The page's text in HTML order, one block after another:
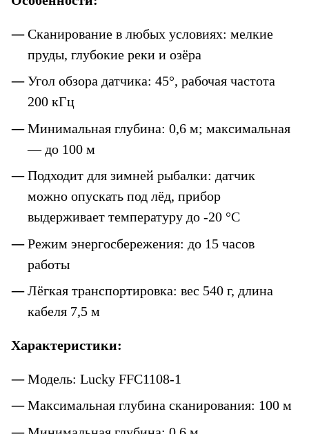
Сканирование в любых условиях: мелкие
пруды, глубокие реки и озёра
Угол обзора датчика: 45°, рабочая частота
200 кГц
Минимальная глубина: 0,6 м; максимальная
— до 100 м
Подходит для зимней рыбалки: датчик
можно опускать под лёд, прибор
выдерживает температуру до -20 °C
Режим энергосбережения: до 15 часов
работы
Лёгкая транспортировка: вес 540 г, длина
кабеля 7,5 м
Характеристики:
Модель: Lucky FFC1108-1
Максимальная глубина сканирования: 100 м